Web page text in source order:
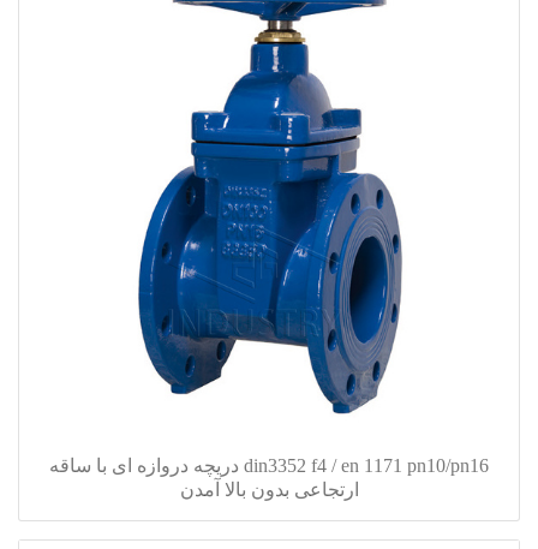
din3352 f4 / en 1171 pn10/pn16 دریچه دروازه ای با ساقه
ارتجاعی بدون بالا آمدن